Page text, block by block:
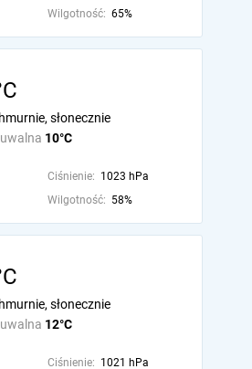
Wilgotność: 65%
10°C
słonecznie
Ciśnienie: 1023 hPa
Wilgotność: 58%
12°C
słonecznie
Ciśnienie: 1021 hPa